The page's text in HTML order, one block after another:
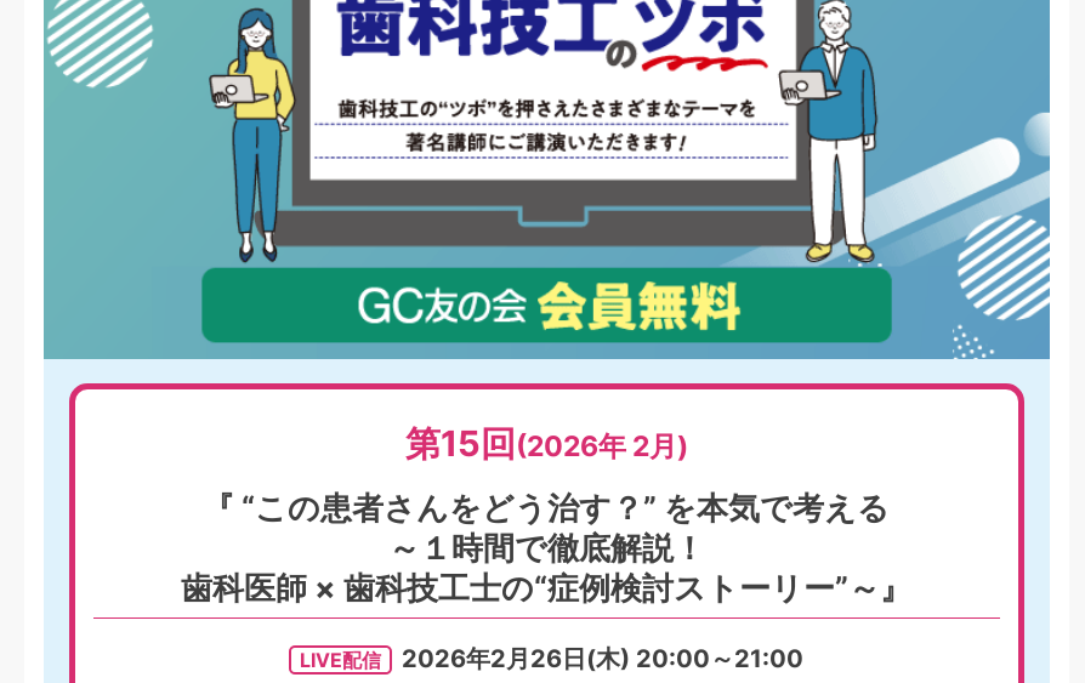
第15回 (2026年 2月)
『 “この患者さんをどう治す？” を本気で考える
～１時間で徹底解説！
歯科医師 × 歯科技工士の“症例検討ストーリー”～』
LIVE配信 2026年2月26日(木) 20:00～21:00